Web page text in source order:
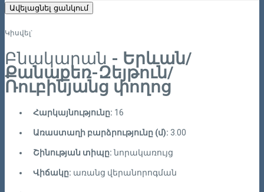
Ավելացնել ցանկում
Կիսվել`
Բնակարան - Երևան/
Քանաքեռ-Զեյթուն/
Ռուբինյանց փողոց
Հարկայնությունը: 16
Առաստաղի բարձրությունը (մ): 3.00
Շինության տիպը:նորակառույց
Վիճակը: առանց վերանորոգման